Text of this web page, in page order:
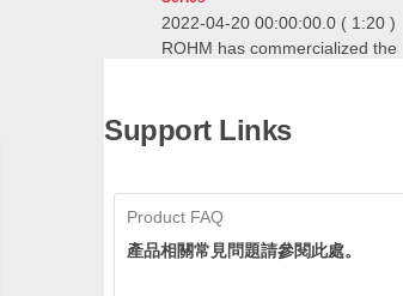
2022-04-20 00:00:00.0 ( 1:20 )
ROHM has commercialized the
series of 4th generation super junction
Super Junction MOSFET
Support Links
Product FAQ
產品相關常見問題請參閱此處。